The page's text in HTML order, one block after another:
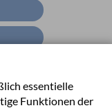
essentielle
Funktionen der